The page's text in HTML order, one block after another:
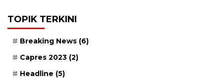
TOPIK TERKINI
Breaking News (6)
Capres 2023 (2)
Headline (5)